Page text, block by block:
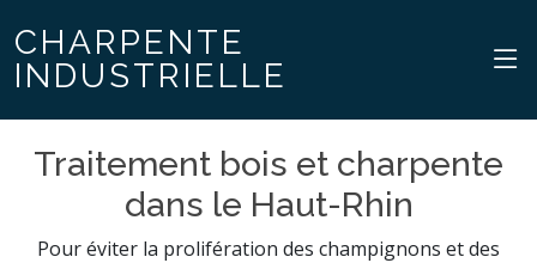
CHARPENTE
INDUSTRIELLE
Traitement bois et charpente
dans le Haut-Rhin
Pour éviter la prolifération des champignons et des